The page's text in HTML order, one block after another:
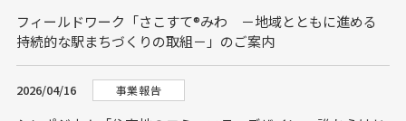
フィールドワーク「さこすて®みわ －地域とともに進める
持続的な駅まちづくりの取組－」のご案内
2026/04/16 事業報告